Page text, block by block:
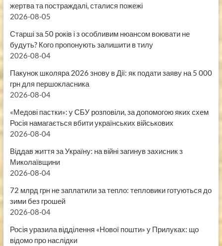
жертва та постраждалі, сталися пожежі
2026-08-05
Старші за 50 років і з особливим нюансом воювати не
будуть? Кого пропонують залишити в тилу
2026-08-04
Пакунок школяра 2026 знову в Дії: як подати заяву на 5 000
грн для першокласника
2026-08-04
«Медові пастки»: у СБУ розповіли, за допомогою яких схем
Росія намагається вбити українських військових
2026-08-04
Віддав життя за Україну: на війні загинув захисник з
Миколаївщини
2026-08-04
72 млрд грн не заплатили за тепло: тепловики готуються до
зими без грошей
2026-08-04
Росія уразила відділення «Нової пошти» у Прилуках: що
відомо про наслідки